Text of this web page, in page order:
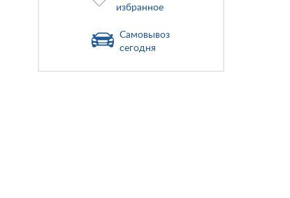
избранное
Самовывоз
сегодня